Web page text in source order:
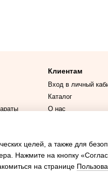
Клиентам
Вход в личный
Каталог
О нас
Контактная
целей, а также для
Нажмите на кнопку
на странице